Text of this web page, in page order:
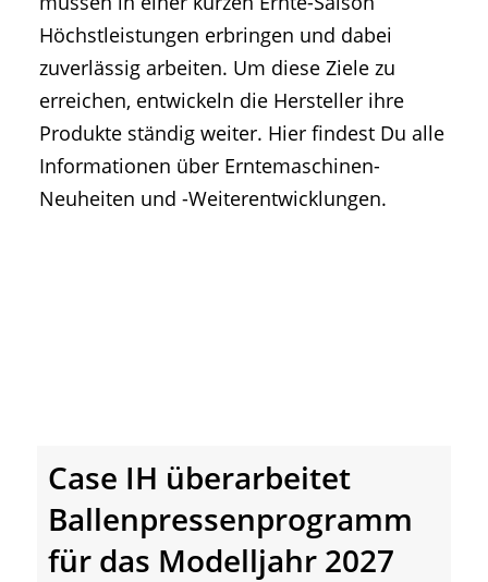
• Geschichte und Geschichten
• Messen und Veranstaltungen
• Mitteilung der Redaktion
• Agritechnica Neuheiten Archiv
• Artikel nach Hersteller/Marke
Höchstleistungen erbringen und dabei
zuverlässig arbeiten. Um diese Ziele zu
erreichen, entwickeln die Hersteller ihre
Produkte ständig weiter. Hier findest Du alle
Informationen über Erntemaschinen-
Neuheiten und -Weiterentwicklungen.
Case IH überarbeitet
Ballenpressenprogramm
für das Modelljahr 2027